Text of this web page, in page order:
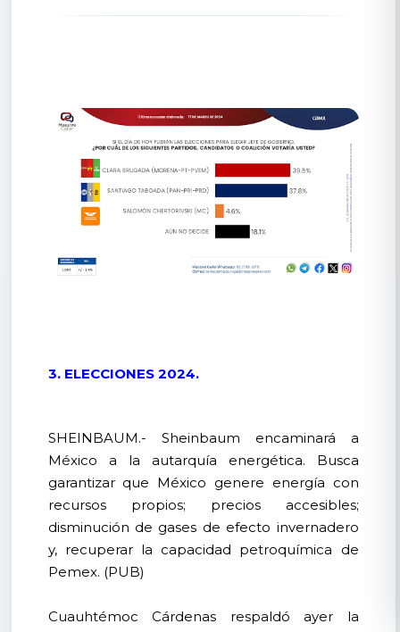
3. ELECCIONES 2024.
SHEINBAUM.- Sheinbaum encaminará a
México a la autarquía energética. Busca
garantizar que México genere energía con
recursos propios; precios accesibles;
disminución de gases de efecto invernadero
y, recuperar la capacidad petroquímica de
Pemex. (PUB)
Cuauhtémoc Cárdenas respaldó ayer la